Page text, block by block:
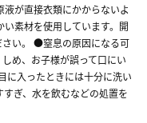
が直接衣類にかからないよ
素材を使用しています。開
い。 ●窒息の原因になる可
め、お子様が誤って口にい
に入ったときには十分に洗い
ぎ、水を飲むなどの処置を